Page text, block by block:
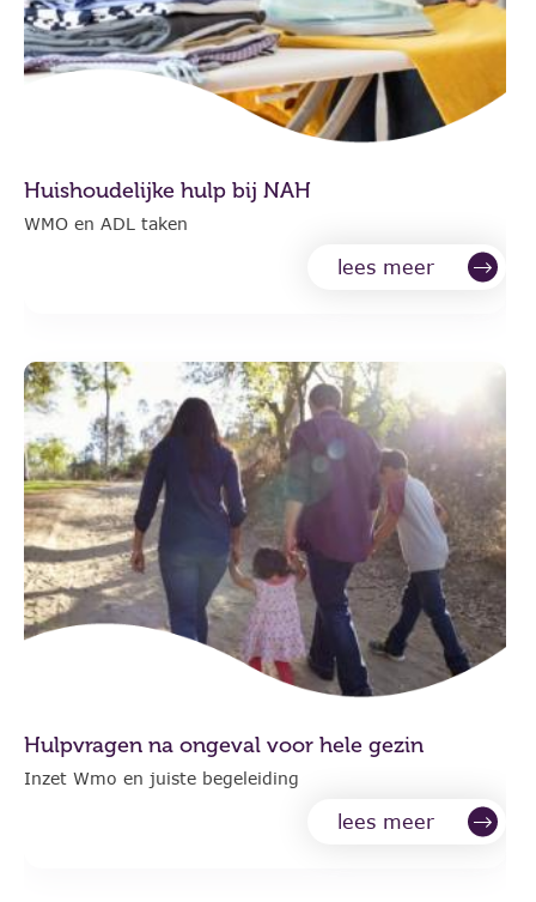
Huishoudelijke hulp bij NAH
WMO en ADL taken
lees meer
Hulpvragen na ongeval voor hele gezin
Inzet Wmo en juiste begeleiding
lees meer